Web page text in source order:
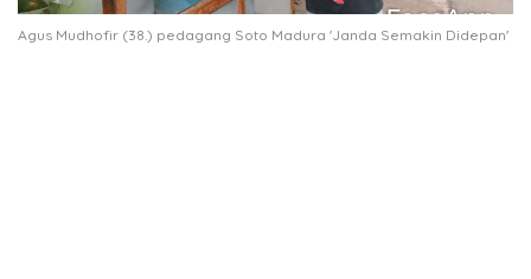
Agus Mudhofir (38.) pedagang Soto Madura 'Janda Semakin Didepan'